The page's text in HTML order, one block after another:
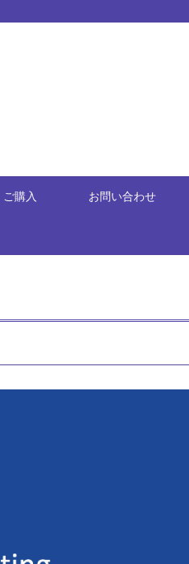
ご購入 お問い合わせ